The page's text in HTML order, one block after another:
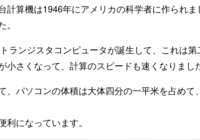
計算機は1946年にアメリカの科学者に作られ
。
ランジスタコンピュータが誕生して、これは第
小さくなって、計算のスピードも速くなりまし
、パソコンの体積は大体四分の一平米を占め
利になっています。